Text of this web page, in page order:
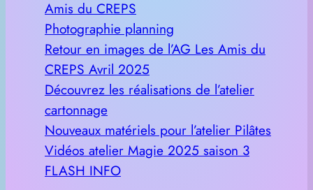
Amis du CREPS
Photographie planning
Retour en images de l’AG Les Amis du
CREPS Avril 2025
Découvrez les réalisations de l’atelier
cartonnage
Nouveaux matériels pour l’atelier Pilâtes
Vidéos atelier Magie 2025 saison 3
FLASH INFO